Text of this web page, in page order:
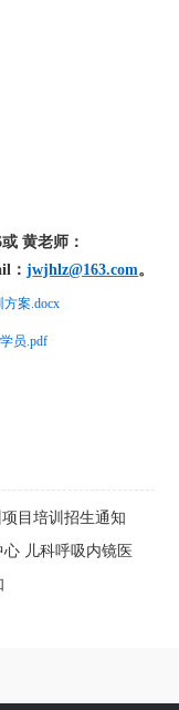
黄老师：
：jwjhlz@163.com。
案.docx
员.pdf
目培训招生通知
儿科呼吸内镜医